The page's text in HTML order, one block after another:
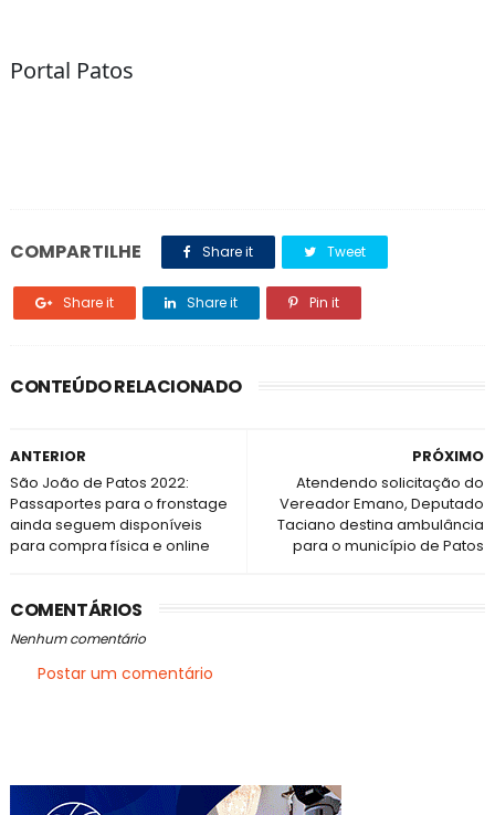
Portal Patos
COMPARTILHE Share it Tweet
Share it Share it Pin it
CONTEÚDO RELACIONADO
PRÓXIMO
Atendendo solicitação do
Vereador Emano, Deputado
Taciano destina ambulância
para o município de Patos
ANTERIOR
São João de Patos 2022:
Passaportes para o fronstage
ainda seguem disponíveis
para compra física e online
COMENTÁRIOS
Nenhum comentário
Postar um comentário